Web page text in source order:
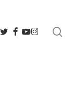
TWITTER
FACEBOOK
YOUTUBE
INSTAGRAM